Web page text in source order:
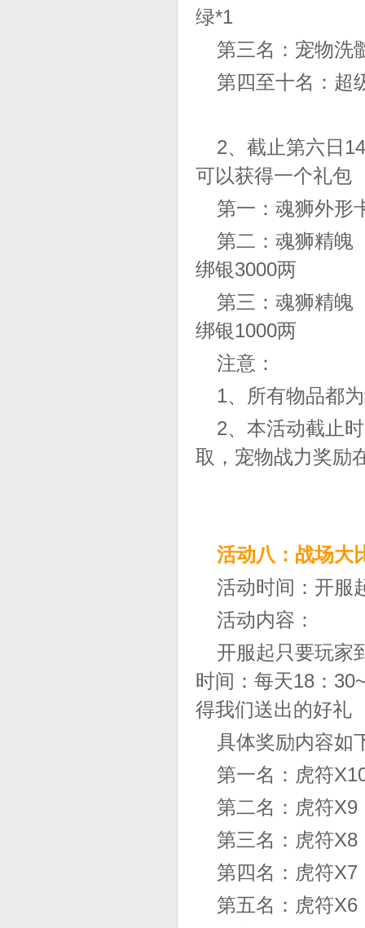
绿*1
第三名：宠物洗
第四至十名：超
2、截止第六日
可以获得一个礼包
第一：魂狮外
第二：魂狮精
绑银3000两
第三：魂狮精
绑银1000两
注意：
1、所有物品都
2、本活动截止
取，宠物战力奖励
活动八：战场大
活动时间：开服
活动内容：
开服起只要玩家
时间：每天18：
得我们送出的好礼
具体奖励内容如
第一名：虎符
第二名：虎符X9
第三名：虎符X8
第四名：虎符X7
第五名：虎符X6